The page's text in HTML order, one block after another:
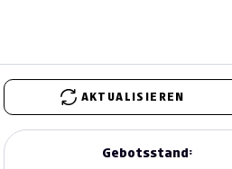
AKTUALISIEREN
Gebotsstand: